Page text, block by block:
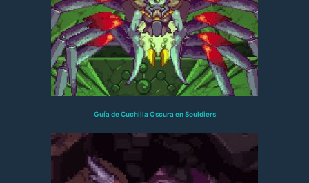
Guía de Cuchilla Oscura en Souldiers